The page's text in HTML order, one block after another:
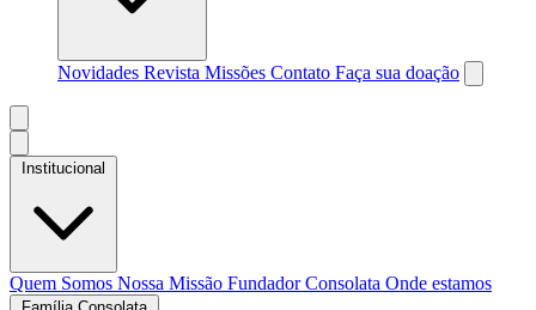
Novidades Revista Missões Contato Faça sua doação
Institucional
Quem Somos Nossa Missão FundadorConsolata Onde estamos